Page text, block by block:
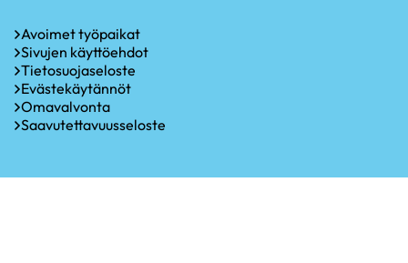
Avoimet työpaikat
Sivujen käyttöehdot
Tietosuojaseloste
Evästekäytännöt
Omavalvonta
Saavutettavuusseloste